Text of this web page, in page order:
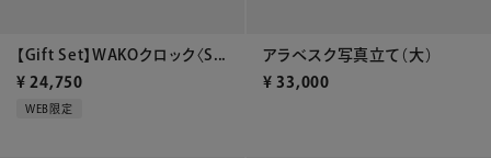
【Gift Set】WAKOクロック〈S...
¥ 24,750
WEB限定
アラベスク写真立て（大）
¥ 33,000